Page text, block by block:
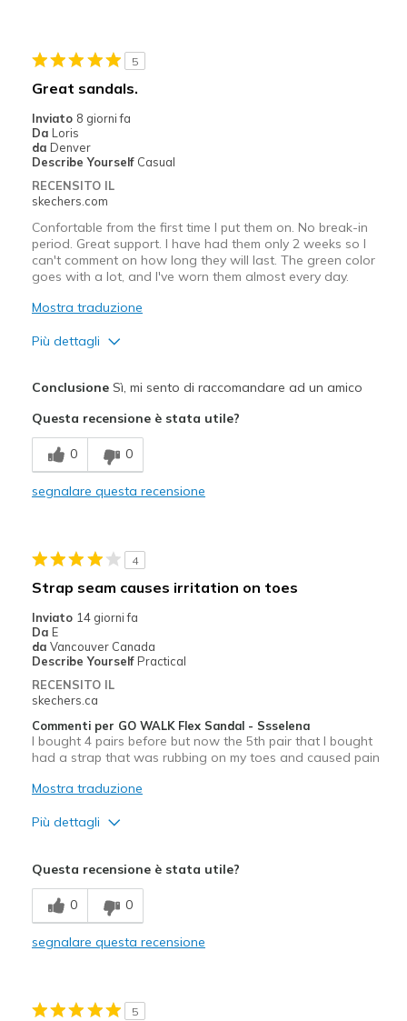
5
Great sandals.
Inviato 8 giorni fa
Da Loris
da Denver
Describe Yourself Casual
RECENSITO IL
skechers.com
Confortable from the first time I put them on. No break-in
period. Great support. I have had them only 2 weeks so I
can't comment on how long they will last. The green color
goes with a lot, and I've worn them almost every day.
Mostra traduzione
Più dettagli
Stylish
Migliori Utilizzi:
Casual Wear
Sizing
View On Shoes
Shoes are for Wearing
ConclusioneSì, mi sento di raccomandare ad un amico
Questa recensione è stata utile?
0 0
segnalare questa recensione
4
Strap seam causes irritation on toes
Inviato 14 giorni fa
Da E
da Vancouver Canada
Describe Yourself Practical
RECENSITO IL
skechers.ca
Commenti per GO WALK Flex Sandal - Ssselena
I bought 4 pairs before but now the 5th pair that I bought
had a strap that was rubbing on my toes and caused pain
Mostra traduzione
Più dettagli
Attractive Design
Comfortable
Durable
Questa recensione è stata utile?
0 0
segnalare questa recensione
5